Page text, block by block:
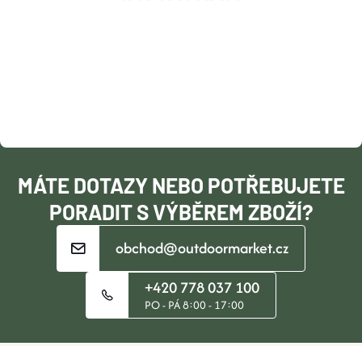
T
MÁTE DOTAZY NEBO POTŘEBUJETE
PORADIT S VÝBĚREM ZBOŽÍ?
obchod@outdoormarket.cz
+420 778 037 100
PO - PÁ 8:00 - 17:00